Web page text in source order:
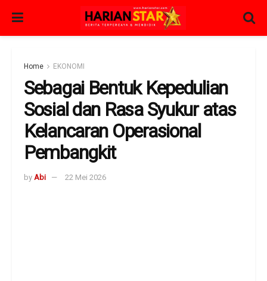
Home EKONOMI
Sebagai Bentuk Kepedulian
Sosial dan Rasa Syukur atas
Kelancaran Operasional
Pembangkit
by Abi 22 Mei 2026